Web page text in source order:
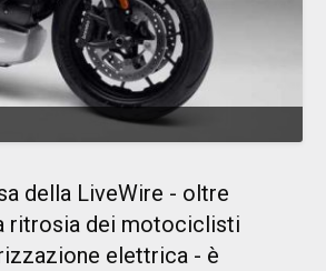
della LiveWire - oltre
ritrosia dei motociclisti
elettrica - è